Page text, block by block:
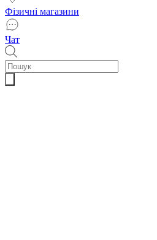
Фізичні магазини
Чат
Пошук
товарів